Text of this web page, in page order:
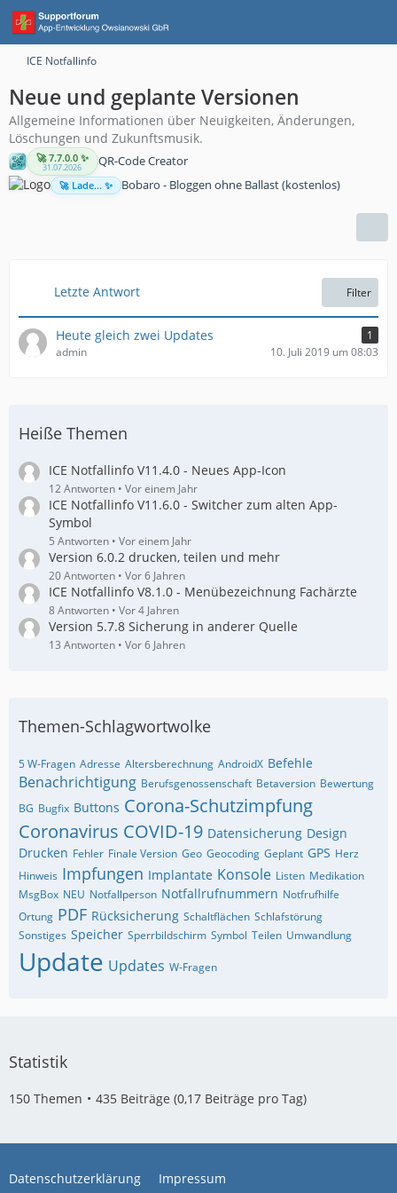
ICE Notfallinfo
Neue und geplante Versionen
Allgemeine Informationen über Neuigkeiten, Änderungen,
Löschungen und Zukunftsmusik.
🚀 7.7.0.0 ✨
31.07.2026 QR-Code Creator
🚀 Lade... ✨ Bobaro - Bloggen ohne Ballast (kostenlos)
Letzte Antwort Filter
Heute gleich zwei Updates
1
admin
10. Juli 2019 um 08:03
Heiße Themen
ICE Notfallinfo V11.4.0 - Neues App-Icon
12 Antworten Vor einem Jahr
ICE Notfallinfo V11.6.0 - Switcher zum alten App-
Symbol
5 Antworten Vor einem Jahr
Version 6.0.2 drucken, teilen und mehr
20 Antworten Vor 6 Jahren
ICE Notfallinfo V8.1.0 - Menübezeichnung Fachärzte
8 Antworten Vor 4 Jahren
Version 5.7.8 Sicherung in anderer Quelle
13 Antworten Vor 6 Jahren
Themen-Schlagwortwolke
5 W-Fragen Adresse Altersberechnung AndroidX Befehle
Benachrichtigung Berufsgenossenschaft Betaversion Bewertung
BG Bugfix Buttons Corona-Schutzimpfung
Coronavirus COVID-19 Datensicherung Design
Drucken Fehler Finale Version Geo Geocoding Geplant GPS Herz
Hinweis Impfungen Implantate Konsole Listen Medikation
MsgBox NEU Notfallperson Notfallrufnummern Notfrufhilfe
Ortung PDF Rücksicherung Schaltflächen Schlafstörung
Sonstiges Speicher Sperrbildschirm Symbol Teilen Umwandlung
Update Updates W-Fragen
Statistik
150 Themen 435 Beiträge (0,17 Beiträge pro Tag)
Datenschutzerklärung Impressum